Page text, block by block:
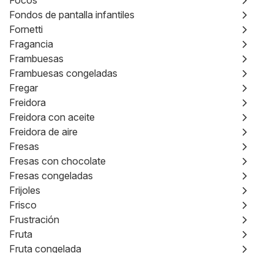
Fondos de pantalla infantiles
Fornetti
Fragancia
Frambuesas
Frambuesas congeladas
Fregar
Freidora
Freidora con aceite
Freidora de aire
Fresas
Fresas con chocolate
Fresas congeladas
Frijoles
Frisco
Frustración
Fruta
Fruta congelada